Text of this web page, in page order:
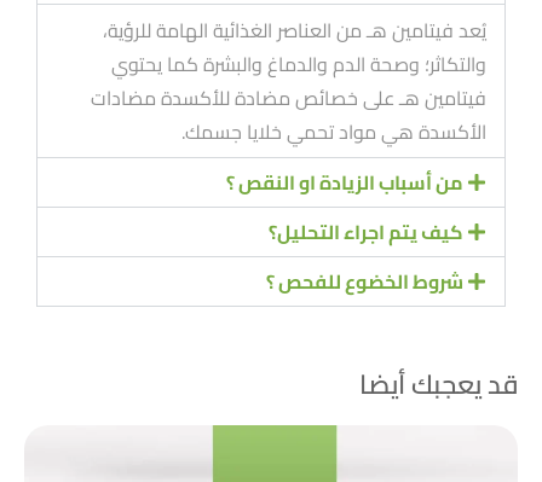
يُعد فيتامين هـ من العناصر الغذائية الهامة للرؤية،
والتكاثر؛ وصحة الدم والدماغ والبشرة كما يحتوي
فيتامين هـ على خصائص مضادة للأكسدة مضادات
الأكسدة هي مواد تحمي خلايا جسمك.
من أسباب الزيادة او النقص ؟
كيف يتم اجراء التحليل؟
شروط الخضوع للفحص ؟
قد يعجبك أيضا